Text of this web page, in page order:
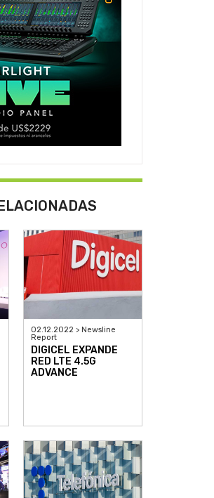
02.12.2022 > Newsline
Report
DIGICEL EXPANDE
RED LTE 4.5G
ADVANCE